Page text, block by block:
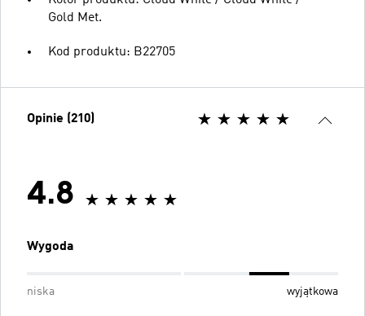
Gold Met.
Kod produktu: B22705
Opinie (210)
4.8
Wygoda
niska wyjątkowa